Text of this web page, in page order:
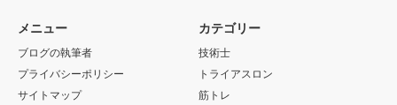
メニュー
ブログの執筆者
プライバシーポリシー
サイトマップ
カテゴリー
技術士
トライアスロン
筋トレ